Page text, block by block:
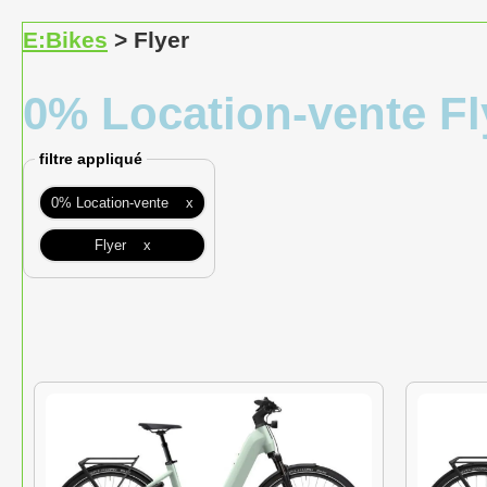
E:Bikes > Flyer
0% Location-vente
filtre appliqué
0% Location-vente x
Flyer x